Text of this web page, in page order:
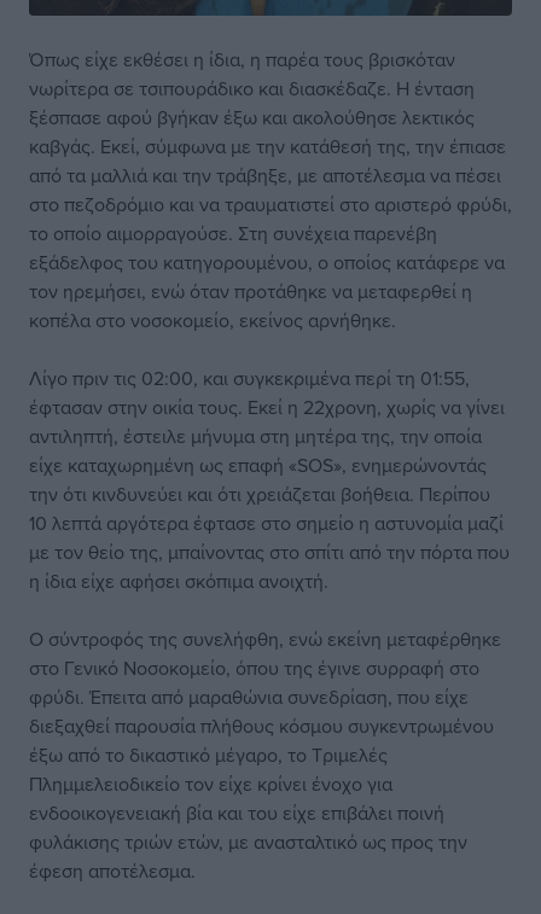
Όπως είχε εκθέσει η ίδια, η παρέα τους βρισκόταν
νωρίτερα σε τσιπουράδικο και διασκέδαζε. Η ένταση
ξέσπασε αφού βγήκαν έξω και ακολούθησε λεκτικός
καβγάς. Εκεί, σύμφωνα με την κατάθεσή της, την έπιασε
από τα μαλλιά και την τράβηξε, με αποτέλεσμα να πέσει
στο πεζοδρόμιο και να τραυματιστεί στο αριστερό φρύδι,
το οποίο αιμορραγούσε. Στη συνέχεια παρενέβη
εξάδελφος του κατηγορουμένου, ο οποίος κατάφερε να
τον ηρεμήσει, ενώ όταν προτάθηκε να μεταφερθεί η
κοπέλα στο νοσοκομείο, εκείνος αρνήθηκε.
Λίγο πριν τις 02:00, και συγκεκριμένα περί τη 01:55,
έφτασαν στην οικία τους. Εκεί η 22χρονη, χωρίς να γίνει
αντιληπτή, έστειλε μήνυμα στη μητέρα της, την οποία
είχε καταχωρημένη ως επαφή «SOS», ενημερώνοντάς
την ότι κινδυνεύει και ότι χρειάζεται βοήθεια. Περίπου
10 λεπτά αργότερα έφτασε στο σημείο η αστυνομία μαζί
με τον θείο της, μπαίνοντας στο σπίτι από την πόρτα που
η ίδια είχε αφήσει σκόπιμα ανοιχτή.
Ο σύντροφός της συνελήφθη, ενώ εκείνη μεταφέρθηκε
στο Γενικό Νοσοκομείο, όπου της έγινε συρραφή στο
φρύδι. Έπειτα από μαραθώνια συνεδρίαση, που είχε
διεξαχθεί παρουσία πλήθους κόσμου συγκεντρωμένου
έξω από το δικαστικό μέγαρο, το Τριμελές
Πλημμελειοδικείο τον είχε κρίνει ένοχο για
ενδοοικογενειακή βία και του είχε επιβάλει ποινή
φυλάκισης τριών ετών, με ανασταλτικό ως προς την
έφεση αποτέλεσμα.